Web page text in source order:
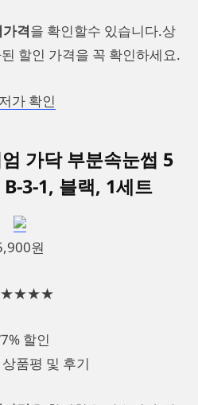
격을 확인할수 있습니다.상
할인 가격을 꼭 확인하세요.
가 확인
가닥 부분속눈썹 5
3-1, 블랙, 1세트
원
할인
품평 및 후기